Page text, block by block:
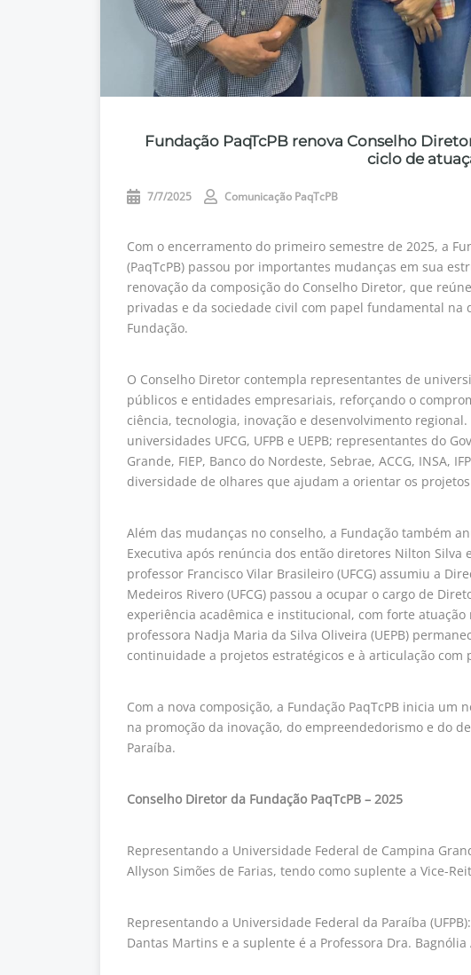
Fundação PaqTcPB renova Conselho
ciclo de
7/7/2025 Comunicação PaqTcPB
Com o encerramento do primeiro semestre de 2025, a
(PaqTcPB) passou por importantes mudanças em sua
renovação da composição do Conselho Diretor, que
privadas e da sociedade civil com papel fundamental na
Fundação.
O Conselho Diretor contempla representantes de
públicos e entidades empresariais, reforçando o
ciência, tecnologia, inovação e desenvolvimento
universidades UFCG, UFPB e UEPB; representantes do
Grande, FIEP, Banco do Nordeste, Sebrae, ACCG, INSA,
diversidade de olhares que ajudam a orientar os
Além das mudanças no conselho, a Fundação também
Executiva após renúncia dos então diretores Nilton Silva
professor Francisco Vilar Brasileiro (UFCG) assumiu a
Medeiros Rivero (UFCG) passou a ocupar o cargo de
experiência acadêmica e institucional, com forte atuação
professora Nadja Maria da Silva Oliveira (UEPB)
continuidade a projetos estratégicos e à articulação
Com a nova composição, a Fundação PaqTcPB inicia
na promoção da inovação, do empreendedorismo e do
Paraíba.
Conselho Diretor da Fundação PaqTcPB – 2025
Representando a Universidade Federal de Campina
Allyson Simões de Farias, tendo como suplente a Vice-
Representando a Universidade Federal da Paraíba
Dantas Martins e a suplente é a Professora Dra. Bagnólia